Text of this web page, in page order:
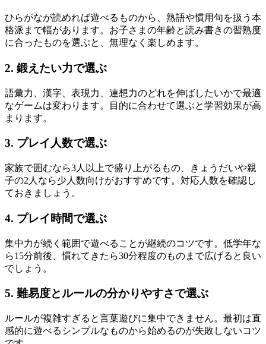
ひらがなが読めれば遊べるものから、熟語や慣用句を扱う本
格派まで幅があります。お子さまの年齢と読み書きの習熟度
に合ったものを選ぶと、無理なく楽しめます。
2. 鍛えたい力で選ぶ
語彙力、漢字、表現力、連想力のどれを伸ばしたいかで最適
なゲームは変わります。目的に合わせて選ぶと学習効果が高
まります。
3. プレイ人数で選ぶ
家族で囲むなら3人以上で盛り上がるもの、きょうだいや親
子の2人なら少人数向けがおすすめです。対応人数を確認し
ておきましょう。
4. プレイ時間で選ぶ
集中力が続く範囲で遊べることが継続のコツです。低学年な
ら15分前後、慣れてきたら30分程度のものまで広げると良い
でしょう。
5. 難易度とルールの分かりやすさで選ぶ
ルールが複雑すぎると言葉遊びに集中できません。最初は直
感的に遊べるシンプルなものから始めるのが失敗しないコツ